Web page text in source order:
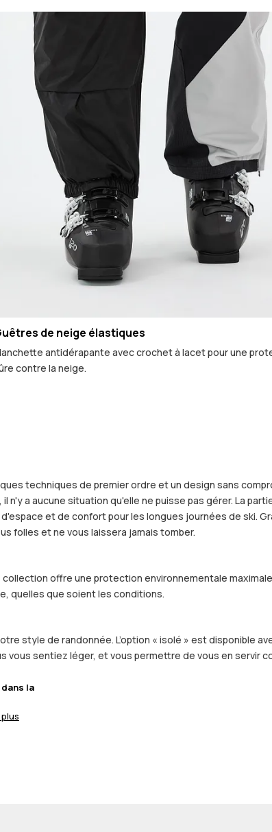
de neige élastiques
antidérapante avec crochet à lacet pour une
contre la neige.
techniques de premier ordre et un design sans
a aucune situation qu'elle ne puisse pas gérer. La
et de confort pour les longues journées de ski.
folles et ne vous laissera jamais tomber.
offre une protection environnementale
quelles que soient les conditions.
style de randonnée. L’option « isolé » est disponible
sentiez léger, et vous permettre de vous en servir
la